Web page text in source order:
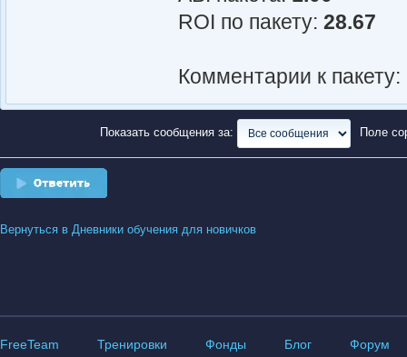
ROI по пакету: 28.67
Комментарии к пакету:
Показать сообщения за: Поле
Ответить
Вернуться в Дневники обучения для новичков
FreeTeam Тренировки Фонды Блог Форум